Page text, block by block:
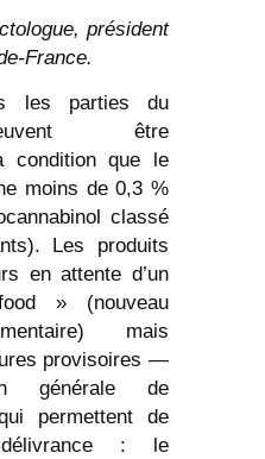
président
France.
les parties du
être
condition que le
moins de 0,3 %
classé
Les produits
en attente d’un
» (nouveau
mais
provisoires —
générale de
permettent de
: le